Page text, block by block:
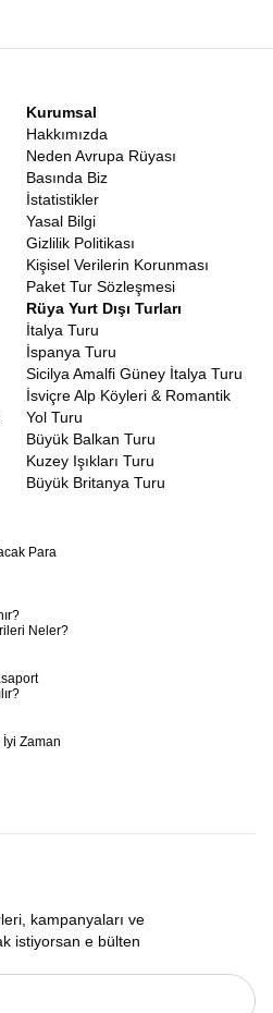
Kurumsal
Hakkımızda
Neden Avrupa Rüyası
Basında Biz
İstatistikler
Yasal Bilgi
Gizlilik Politikası
Kişisel Verilerin Korunması
Paket Tur Sözleşmesi
Rüya Yurt Dışı Turları
İtalya Turu
İspanya Turu
Sicilya Amalfi Güney İtalya Turu
İsviçre Alp Köyleri & Romantik
Yol Turu
Büyük Balkan Turu
Kuzey Işıkları Turu
Büyük Britanya Turu
Para
Neler?
İyi Zaman
kampanyaları ve
istiyorsan e bülten